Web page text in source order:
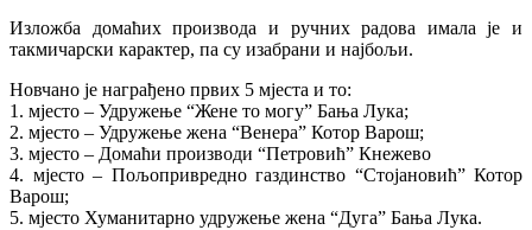
Изложба домаћих производа и ручних радова имала је и
такмичарски карактер, па су изабрани и најбољи.
Новчано је награђено првих 5 мјеста и то:
1. мјесто – Удружење “Жене то могу” Бања Лука;
2. мјесто – Удружење жена “Венера” Котор Варош;
3. мјесто – Домаћи производи “Петровић” Кнежево
4. мјесто – Пољопривредно газдинство “Стојановић” Котор
Варош;
5. мјесто Хуманитарно удружење жена “Дуга” Бања Лука.